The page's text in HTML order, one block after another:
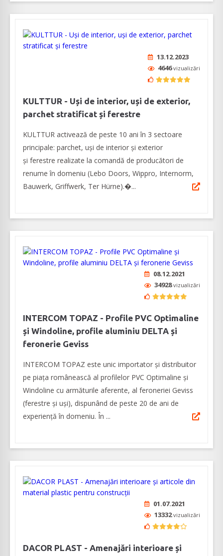
13.12.2023
4646vizualizări
KULTTUR - Uși de interior, uși de exterior,
parchet stratificat și ferestre
KULTTUR activează de peste 10 ani în 3 sectoare
principale: parchet, uși de interior și exterior
și ferestre realizate la comandă de producători de
renume în domeniu (Lebo Doors, Wippro, Internorm,
Bauwerk, Griffwerk, Ter Hürne).�...
08.12.2021
34928vizualizări
INTERCOM TOPAZ - Profile PVC Optimaline
și Windoline, profile aluminiu DELTA și
feronerie Geviss
INTERCOM TOPAZ este unic importator și distribuitor
pe piața românească al profilelor PVC Optimaline și
Windoline cu armăturile aferente, al feroneriei Geviss
(ferestre și uși), dispunând de peste 20 de ani de
experiență în domeniu. În ...
01.07.2021
13332vizualizări
DACOR PLAST - Amenajări interioare și